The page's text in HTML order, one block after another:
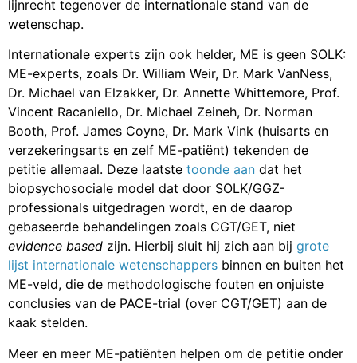
lijnrecht tegenover de internationale stand van de
wetenschap.
Internationale experts zijn ook helder, ME is geen SOLK:
ME-experts, zoals Dr. William Weir, Dr. Mark VanNess,
Dr. Michael van Elzakker, Dr. Annette Whittemore, Prof.
Vincent Racaniello, Dr. Michael Zeineh, Dr. Norman
Booth, Prof. James Coyne, Dr. Mark Vink (huisarts en
verzekeringsarts en zelf ME-patiënt) tekenden de
petitie allemaal. Deze laatste toonde aan dat het
biopsychosociale model dat door SOLK/GGZ-
professionals uitgedragen wordt, en de daarop
gebaseerde behandelingen zoals CGT/GET, niet
evidence based zijn. Hierbij sluit hij zich aan bij grote
lijst internationale wetenschappers binnen en buiten het
ME-veld, die de methodologische fouten en onjuiste
conclusies van de PACE-trial (over CGT/GET) aan de
kaak stelden.
Meer en meer ME-patiënten helpen om de petitie onder